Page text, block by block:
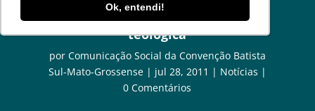
Ok, entendi!
Núcleo Gestor tem novo
coordenador de educação
teológica
por Comunicação Social da Convenção Batista
Sul-Mato-Grossense
jul 28, 2011
Notícias
0 Comentários